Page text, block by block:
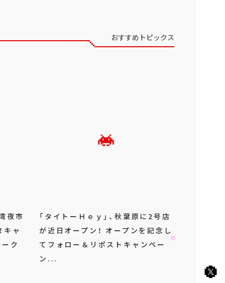
おすすめトピックス
夜市
キャ
ク
「タイトーＨｅｙ」、秋葉原に2号店
が近日オープン！ オープンを記念し
てフォロー＆リポストキャンペー
ン...